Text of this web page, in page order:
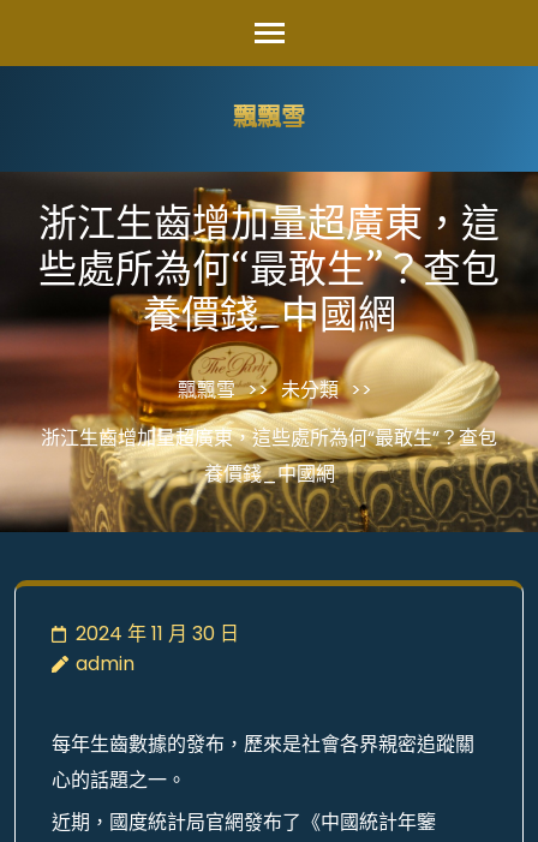
飄飄雪
浙江生齒增加量超廣東，這
些處所為何“最敢生”？查包
養價錢_中國網
飄飄雪 >> 未分類 >>
浙江生齒增加量超廣東，這些處所為何“最敢生”？查包
養價錢_中國網
2024 年 11 月 30 日
admin
每年生齒數據的發布，歷來是社會各界親密追蹤關
心的話題之一。
近期，國度統計局官網發布了《中國統計年鑒